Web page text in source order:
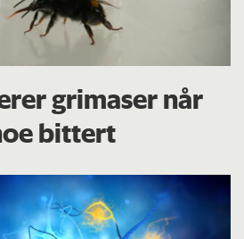
grimaser når
bittert